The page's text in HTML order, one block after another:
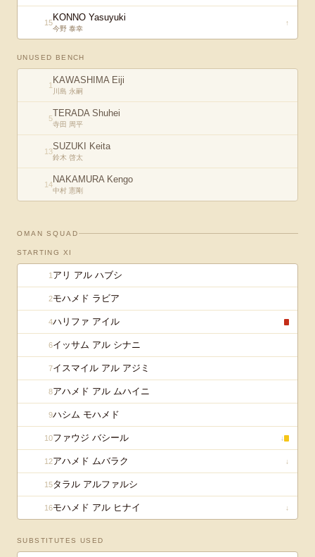
15KONNO Yasuyuki
今野 泰幸
↑
UNUSED BENCH
1 KAWASHIMA Eiji
川島 永嗣
5TERADA Shuhei
寺田 周平
13SUZUKI Keita
鈴木 啓太
14NAKAMURA Kengo
中村 憲剛
OMAN SQUAD
STARTING XI
1 アリ アル ハブシ
2モハメド ラビア
4ハリファ アイル
6イッサム アル シナニ
7イスマイル アル アジミ
8アハメド アル ムハイニ
9ハシム モハメド
10ファウジ バシール ↓
12アハメド ムバラク ↓
15タラル アルファルシ
16モハメド アル ヒナイ ↓
SUBSTITUTES USED